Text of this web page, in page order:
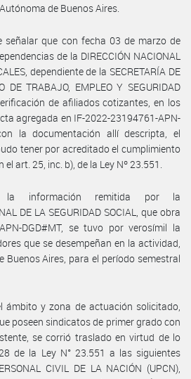
de Buenos Aires.
señalar que con fecha 03 de marzo de
de la DIRECCIÓN NACIONAL
dependiente de la SECRETARÍA DE
DE TRABAJO, EMPLEO Y SEGURIDAD
de afiliados cotizantes, en los
agregada en IF-2022-23194761-APN-
la documentación allí descripta, el
tener por acreditado el cumplimiento
art. 25, inc. b), de la Ley Nº 23.551.
la información remitida por la
DE LA SEGURIDAD SOCIAL, que obra
DGD#MT, se tuvo por verosímil la
que se desempeñan en la actividad,
Buenos Aires, para el período semestral
ámbito y zona de actuación solicitado,
poseen sindicatos de primer grado con
se corrió traslado en virtud de lo
de la Ley N° 23.551 a las siguientes
CIVIL DE LA NACIÓN (UPCN),